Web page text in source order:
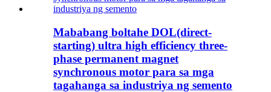
Mababang boltahe DOL(direct-
starting) ultra high efficiency three-
phase permanent magnet
synchronous motor para sa mga
tagahanga sa industriya ng semento